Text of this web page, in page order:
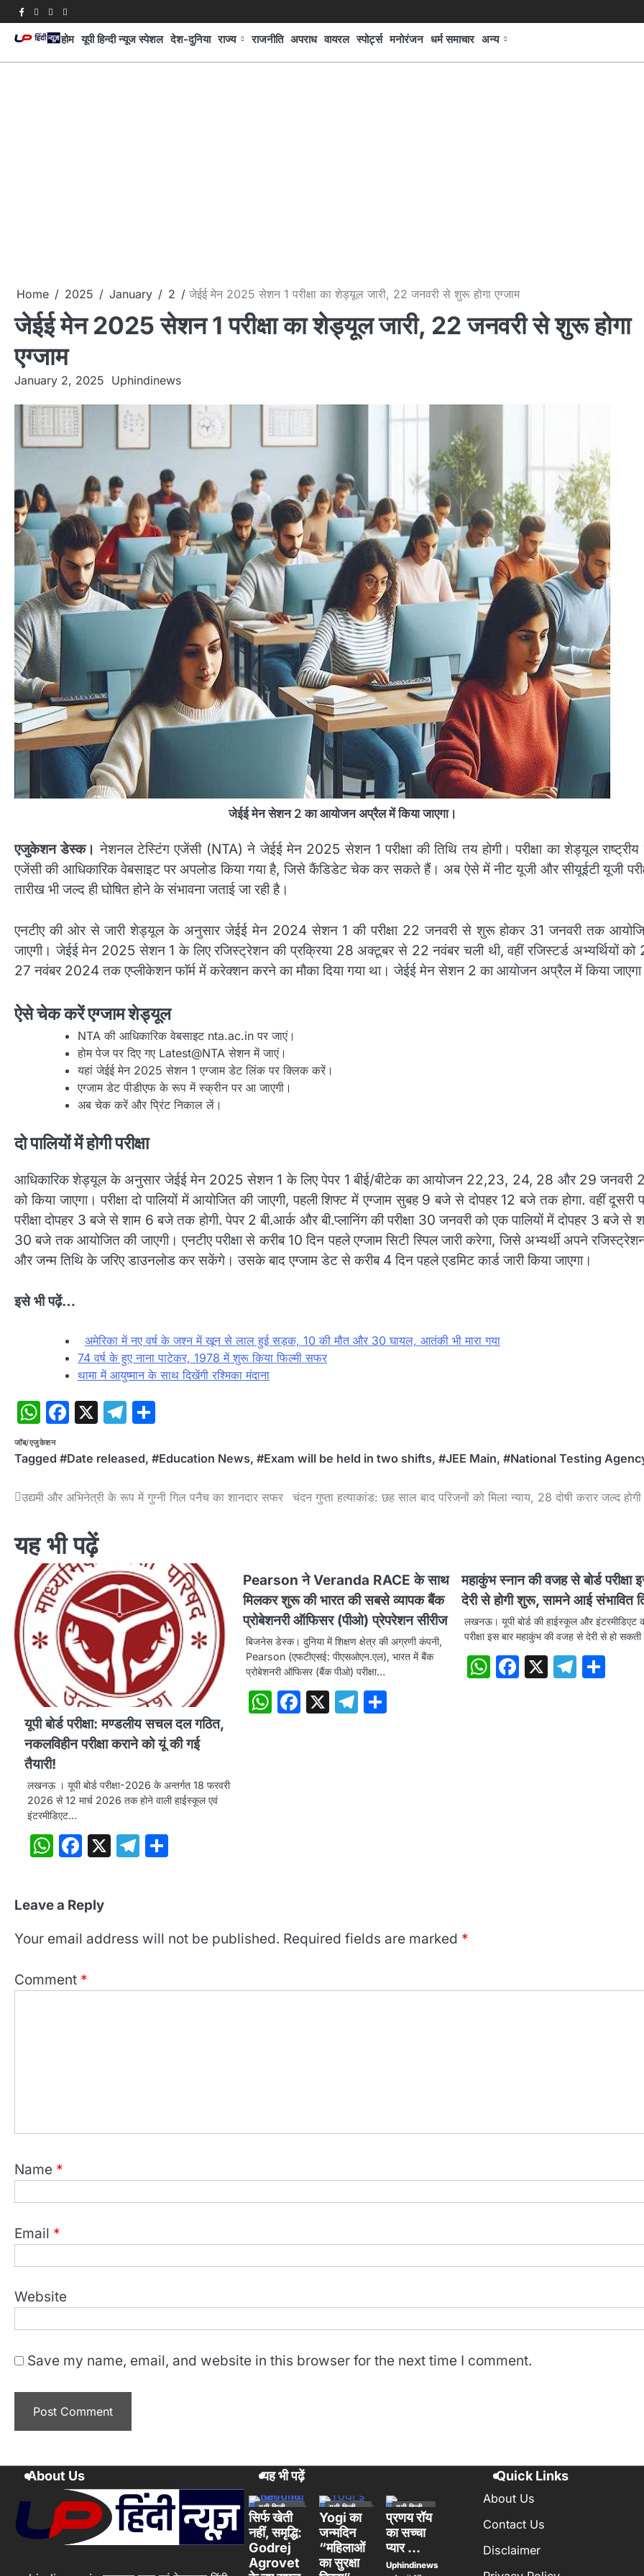
Skip
to
content
Facebook
TwitterYoutubeLinkedin
होम यूपी हिन्दी न्यूज स्पेशल देश-दुनिया राज्य राजनीति अपराध वायरल स्पोर्ट्स मनोरंजन धर्म समाचार अन्य
Home 2025 January 2 जेईई मेन 2025 सेशन 1 परीक्षा का शेड्यूल जारी, 22 जनवरी से शुरू होगा एग्जाम
जेईई मेन 2025 सेशन 1 परीक्षा का शेड्यूल जारी, 22 जनवरी से शुरू होगा
एग्जाम
January 2, 2025 Uphindinews
जेईई मेन सेशन 2 का आयोजन अप्रैल में किया जाएगा।
एजुकेशन डेस्क। नेशनल टेस्टिंग एजेंसी (NTA) ने जेईई मेन 2025 सेशन 1 परीक्षा की तिथि तय होगी। परीक्षा का शेड्यूल राष्ट्रीय
एजेंसी की आधिकारिक वेबसाइट पर अपलोड किया गया है, जिसे कैंडिडेट चेक कर सकते हैं। अब ऐसे में नीट यूजी और सीयूईटी यूजी
तारीख भी जल्द ही घोषित होने के संभावना जताई जा रही है।
एनटीए की ओर से जारी शेड्यूल के अनुसार जेईई मेन 2024 सेशन 1 की परीक्षा 22 जनवरी से शुरू होकर 31 जनवरी तक
जाएगी। जेईई मेन 2025 सेशन 1 के लिए रजिस्ट्रेशन की प्रक्रिया 28 अक्टूबर से 22 नवंबर चली थी, वहीं रजिस्टर्ड अभ्यर्थियों
27 नवंबर 2024 तक एप्लीकेशन फाॅर्म में करेक्शन करने का मौका दिया गया था। जेईई मेन सेशन 2 का आयोजन अप्रैल में किया
ऐसे चेक करें एग्जाम शेड्यूल
NTA की आधिकारिक वेबसाइट nta.ac.in पर जाएं।
होम पेज पर दिए गए Latest@NTA सेशन में जाएं।
यहां जेईई मेन 2025 सेशन 1 एग्जाम डेट लिंक पर क्लिक करें।
एग्जाम डेट पीडीएफ के रूप में स्क्रीन पर आ जाएगी।
अब चेक करें और प्रिंट निकाल लें।
दो पालियों में होगी परीक्षा
आधिकारिक शेड्यूल के अनुसार जेईई मेन 2025 सेशन 1 के लिए पेपर 1 बीई/बीटेक का आयोजन 22,23, 24, 28 और 29 जनवरी
को किया जाएगा। परीक्षा दो पालियों में आयोजित की जाएगी, पहली शिफ्ट में एग्जाम सुबह 9 बजे से दोपहर 12 बजे तक होगा. वहीं दूसरी
परीक्षा दोपहर 3 बजे से शाम 6 बजे तक होगी. पेपर 2 बी.आर्क और बी.प्लानिंग की परीक्षा 30 जनवरी को एक पालियों में दोपहर 3 बजे से
30 बजे तक आयोजित की जाएगी। एनटीए परीक्षा से करीब 10 दिन पहले एग्जाम सिटी स्पिल जारी करेगा, जिसे अभ्यर्थी अपने
और जन्म तिथि के जरिए डाउनलोड कर सकेंगे। उसके बाद एग्जाम डेट से करीब 4 दिन पहले एडमिट कार्ड जारी किया जाएगा।
इसे भी पढ़ें…
अमेरिका में नए वर्ष के जश्न में खून से लाल हुई सड़क, 10 की मौत और 30 घायल, आतंकी भी मारा गया
74 वर्ष के हुए नाना पाटेकर, 1978 में शुरू किया फिल्मी सफर
थामा में आयुष्मान के साथ दिखेंगी रश्मिका मंदाना
WhatsApp
Facebook
X Telegram
जॉब/एजुकेशन
Tagged #Date released, #Education News, #Exam will be held in two shifts, #JEE Main, #National Testing
Post
navigation
उद्यमी और अभिनेत्री के रूप में गुग्नी गिल पनैच का शानदार सफर चंदन गुप्ता हत्याकांड: छह साल बाद परिजनों को मिला न्याय, 28 दोषी करार जल्द
यह भी पढ़ें
यूपी बोर्ड परीक्षा: मण्डलीय सचल दल गठित,
नकलविहीन परीक्षा कराने को यूं की गई
तैयारी!
लखनऊ । यूपी बोर्ड परीक्षा-2026 के अन्तर्गत 18 फरवरी
2026 से 12 मार्च 2026 तक होने वाली हाईस्कूल एवं
इंटरमीडिएट…
WhatsApp
Facebook
X Telegram
Pearson ने Veranda RACE के साथ
मिलकर शुरू की भारत की सबसे व्यापक बैंक
प्रोबेशनरी ऑफिसर (पीओ) प्रेपरेशन सीरीज
बिजनेस डेस्क। दुनिया में शिक्षण क्षेत्र की अग्रणी कंपनी,
Pearson (एफटीएसई: पीएसओएन.एल), भारत में बैंक
प्रोबेशनरी ऑफिसर (बैंक पीओ) परीक्षा…
WhatsApp
Facebook
X Telegram
महाकुंभ स्नान की वजह से बोर्ड परीक्षा
देरी से होगी शुरू, सामने आई संभावित
लखनऊ। यूपी बोर्ड की हाईस्कूल और इंटरमीडिएट
परीक्षा इस बार महाकुंभ की वजह से देरी से हो
WhatsApp
Facebook
X
Leave a Reply
Your email address will not be published. Required fields are marked *
Comment *
Name *
Email *
Website
Save my name, email, and website in this browser for the next time I comment.
About Us यह भी पढ़ें
यूपी हिन्दी
न्यूज स्पेशल
सिर्फ खेती
नहीं, समृद्धि:
Godrej
Agrovet
यूपी हिन्दी
न्यूज स्पेशल
लखनऊ
Yogi का
जन्मदिन
“महिलाओं
का सुरक्षा
यूपी हिन्दी
न्यूज स्पेशल
प्रणय रॉय
का सच्चा
प्यार …
Uphindinews
Quick Links
About Us
Contact Us
Disclaimer